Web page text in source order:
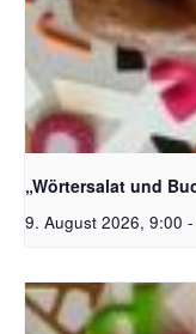
Bildquelle_ Pixabay
„Wörtersalat und
9. August 2026, 9:00 -